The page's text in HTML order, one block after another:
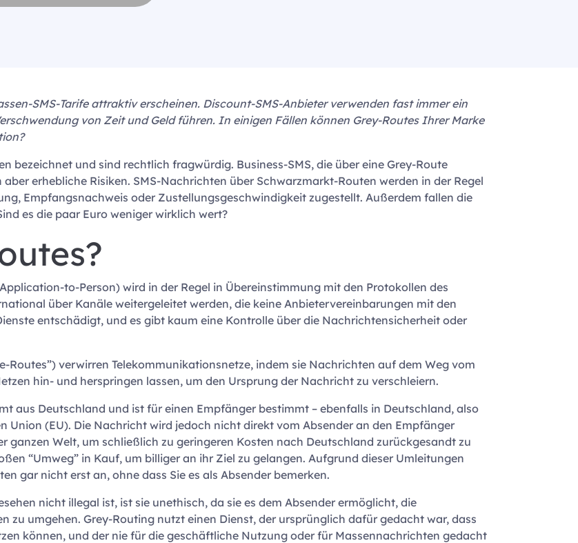
SMS-Tarife attraktiv erscheinen. Discount-SMS-Anbieter verwenden fast immer ein
von Zeit und Geld führen. In einigen Fällen können Grey-Routes Ihrer Marke
bezeichnet und sind rechtlich fragwürdig. Business-SMS, die über eine Grey-Route
erhebliche Risiken. SMS-Nachrichten über Schwarzmarkt-Routen werden in der Regel
Empfangsnachweis oder Zustellungsgeschwindigkeit zugestellt. Außerdem fallen die
es die paar Euro weniger wirklich wert?
to-Person) wird in der Regel in Übereinstimmung mit den Protokollen des
über Kanäle weitergeleitet werden, die keine Anbietervereinbarungen mit den
entschädigt, und es gibt kaum eine Kontrolle über die Nachrichtensicherheit oder
Routes”) verwirren Telekommunikationsnetze, indem sie Nachrichten auf dem Weg vom
hin- und herspringen lassen, um den Ursprung der Nachricht zu verschleiern.
aus Deutschland und ist für einen Empfänger bestimmt – ebenfalls in Deutschland, also
Union (EU). Die Nachricht wird jedoch nicht direkt vom Absender an den Empfänger
ganzen Welt, um schließlich zu geringeren Kosten nach Deutschland zurückgesandt zu
“Umweg” in Kauf, um billiger an ihr Ziel zu gelangen. Aufgrund dieser Umleitungen
gar nicht erst an, ohne dass Sie es als Absender bemerken.
nicht illegal ist, ist sie unethisch, da sie es dem Absender ermöglicht, die
zu umgehen. Grey-Routing nutzt einen Dienst, der ursprünglich dafür gedacht war, dass
können, und der nie für die geschäftliche Nutzung oder für Massennachrichten gedacht